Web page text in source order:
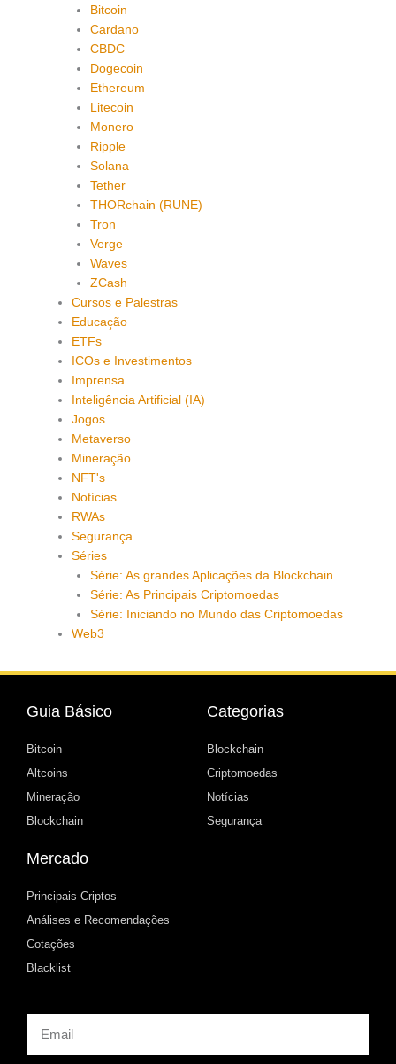
Bitcoin
Cardano
CBDC
Dogecoin
Ethereum
Litecoin
Monero
Ripple
Solana
Tether
THORchain (RUNE)
Tron
Verge
Waves
ZCash
Cursos e Palestras
Educação
ETFs
ICOs e Investimentos
Imprensa
Inteligência Artificial (IA)
Jogos
Metaverso
Mineração
NFT's
Notícias
RWAs
Segurança
Séries
Série: As grandes Aplicações da Blockchain
Série: As Principais Criptomoedas
Série: Iniciando no Mundo das Criptomoedas
Web3
Guia Básico
Bitcoin
Altcoins
Mineração
Blockchain
Categorias
Blockchain
Criptomoedas
Notícias
Segurança
Mercado
Principais Criptos
Análises e Recomendações
Cotações
Blacklist